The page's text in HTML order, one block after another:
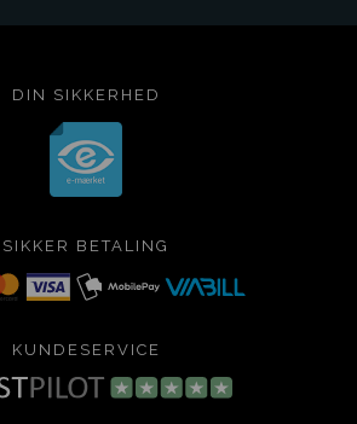
DIN SIKKERHED
SIKKER BETALING
KUNDESERVICE